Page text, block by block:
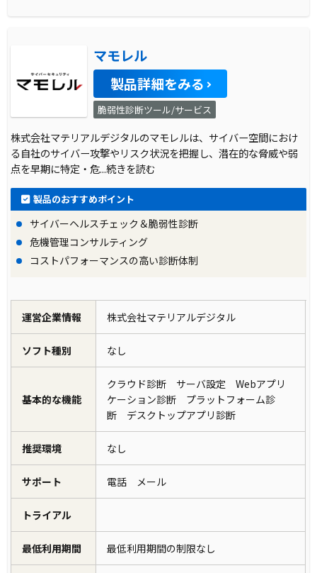
マモレル
製品詳細をみる
脆弱性診断ツール/サービス
株式会社マテリアルデジタルのマモレルは、サイバー空間におけ
る自社のサイバー攻撃やリスク状況を把握し、潜在的な脅威や弱
点を早期に特定・危...続きを読む
製品のおすすめポイント
サイバーヘルスチェック＆脆弱性診断
危機管理コンサルティング
コストパフォーマンスの高い診断体制
運営企業情報 株式会社マテリアルデジタル
ソフト種別 なし
基本的な機能
クラウド診断 サーバ設定 Webアプリ
ケーション診断 プラットフォーム診
断 デスクトップアプリ診断
推奨環境 なし
サポート 電話 メール
トライアル
最低利用期間 最低利用期間の制限なし